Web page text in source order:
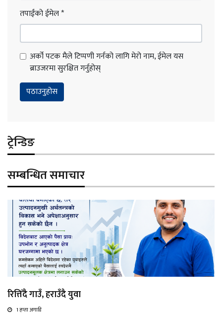
तपाईंको ईमेल*
अर्को पटक मैले टिप्पणी गर्नको लागि मेरो नाम, ईमेल यस
ब्राउजरमा सुरक्षित गर्नुहोस्
ट्रेन्डिङ
सम्बन्धित समाचार
रित्तिँदै गाउँ, हराउँदै युवा
1 हप्ता अगाडि